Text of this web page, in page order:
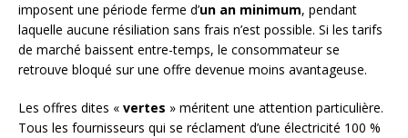
imposent une période ferme d’un an minimum, pendant
laquelle aucune résiliation sans frais n’est possible. Si les tarifs
de marché baissent entre-temps, le consommateur se
retrouve bloqué sur une offre devenue moins avantageuse.
Les offres dites « vertes » méritent une attention particulière.
Tous les fournisseurs qui se réclament d’une électricité 100 %